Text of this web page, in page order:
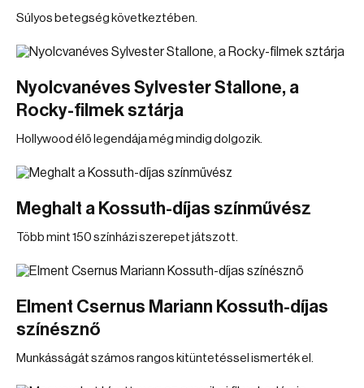
Súlyos betegség következtében.
Nyolcvanéves Sylvester Stallone, a
Rocky-filmek sztárja
Hollywood élő legendája még mindig dolgozik.
Meghalt a Kossuth-díjas színművész
Több mint 150 színházi szerepet játszott.
Elment Csernus Mariann Kossuth-díjas
színésznő
Munkásságát számos rangos kitüntetéssel ismerték el.